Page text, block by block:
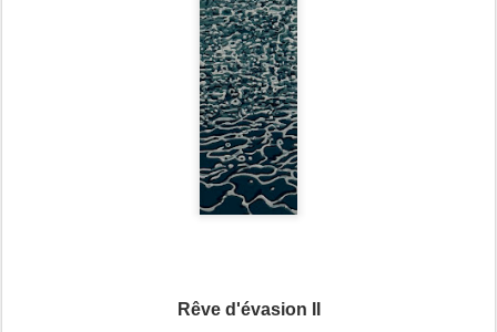
Rêve d'évasion II